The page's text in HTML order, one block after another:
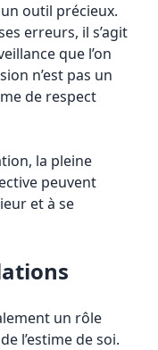
outil précieux.
erreurs, il s’agit
que l’on
n’est pas un
de respect
la pleine
peuvent
et à se
un rôle
l’estime de soi.